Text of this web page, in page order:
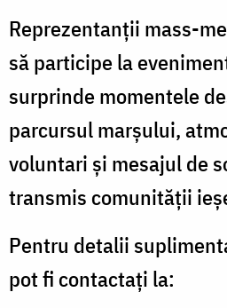
Reprezentanții mass-
să participe la
surprinde momentele
parcursul marșului,
voluntari și mesajul de
transmis comunității
Pentru detalii
pot fi contactați la: